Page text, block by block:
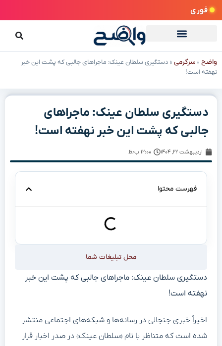
فوری
واضح » سرگرمی » دستگیری سلطان عینک: ماجراهای جالبی که پشت این خبر
نهفته است!
دستگیری سلطان عینک: ماجراهای
جالبی که پشت این خبر نهفته است!
اردیبهشت ۲۲, ۱۴۰۴ ۱۲:۰۰ ب٫ظ
فهرست محتوا
محل تبلیغات شما
دستگیری سلطان عینک: ماجراهای جالبی که پشت این خبر
نهفته است!
اخیراً خبری جنجالی در رسانه‌ها و شبکه‌های اجتماعی منتشر
شده است که متناظر با نام «سلطان عینک» در صدر اخبار قرار